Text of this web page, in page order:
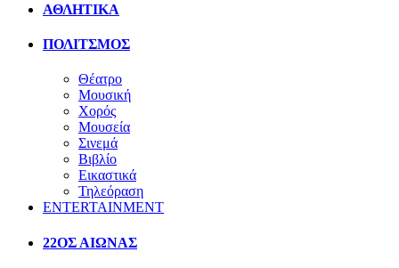
ΑΘΛΗΤΙΚΑ
ΠΟΛΙΤΣΜΟΣ
Θέατρο
Μουσική
Χορός
Μουσεία
Σινεμά
Βιβλίο
Εικαστικά
Τηλεόραση
ENTERTAINMENT
22ΟΣ ΑΙΩΝΑΣ